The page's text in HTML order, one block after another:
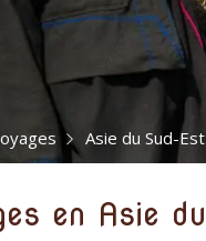
Asie du Sud-
en Asie